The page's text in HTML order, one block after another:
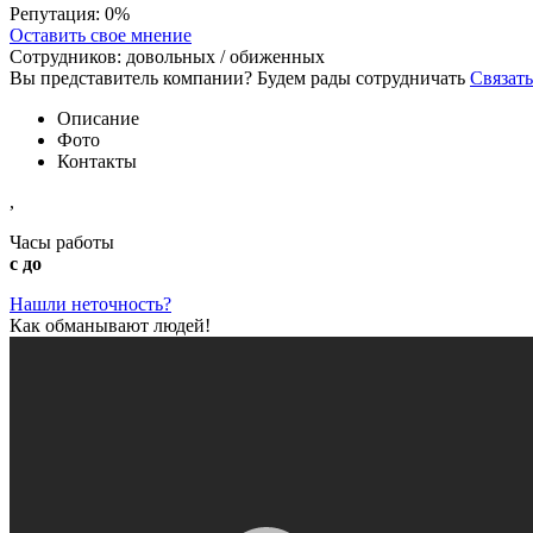
Репутация: 0%
Оставить свое мнение
Сотрудников: довольных /обиженных
Вы представитель компании? Будем рады сотрудничать
Описание
Фото
Контакты
,
Часы работы
с до
Нашли неточность?
Как обманывают людей!